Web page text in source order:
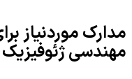
مدارک موردنیاز
مهندسی ژئوفیزیک